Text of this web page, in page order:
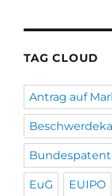
TAG CLOUD
Antrag auf
EuG EUIPO